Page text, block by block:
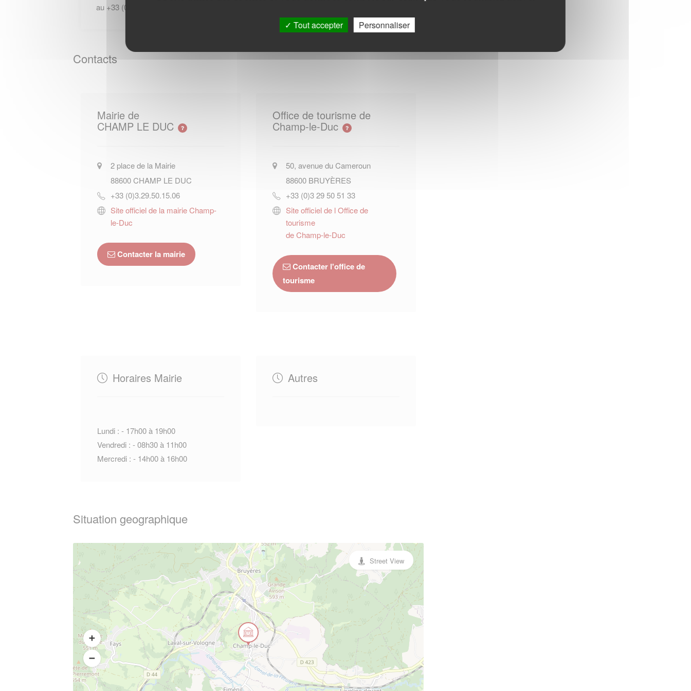
au +33 (0)329698888 / +33 (0)329698889.
Contacts
Mairie de
CHAMP LE DUC
2 place de la Mairie
88600CHAMP LE DUC
+33 (0)3.29.50.15.06
Site officiel de la mairie Champ-
le-Duc
Contacter la mairie
Office de tourisme de
Champ-le-Duc
50, avenue du Cameroun
88600 BRUYÈRES
+33 (0)3 29 50 51 33
Site officiel de l Office de
tourisme
de Champ-le-Duc
Contacter l'office de
tourisme
Horaires Mairie
Lundi : - 17h00 à 19h00
Vendredi : - 08h30 à 11h00
Mercredi : - 14h00 à 16h00
Autres
Situation geographique
Street View
Tout accepter Personnaliser